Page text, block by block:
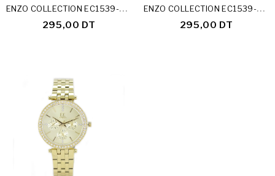
E
NZO COLLECTION EC1539-MF-25-A
295,00 DT
E
NZO COLLECTION EC1539-MF-25-C
295,00 DT